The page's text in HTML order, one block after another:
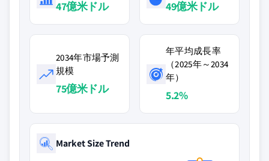
47億米ドル 49億米ドル
2034年市場予測
規模
75億米ドル
年平均成長率
（2025年～2034
年）
5.2%
Market Size Trend